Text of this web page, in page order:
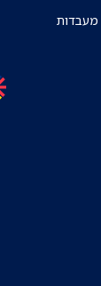
מעבדות